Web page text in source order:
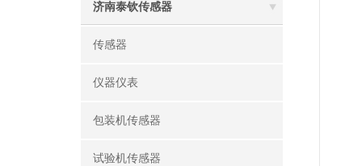
济南泰钦传感器
传感器
仪器仪表
包装机传感器
试验机传感器